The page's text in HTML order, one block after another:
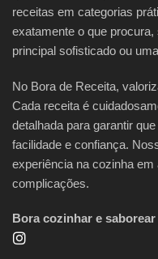
receitas em categorias
exatamente o que
principal sofisticado ou
No Bora de Receita,
Cada receita é
detalhada para garantir
facilidade e confiança.
experiência na cozinha
complicações.
Bora cozinhar e